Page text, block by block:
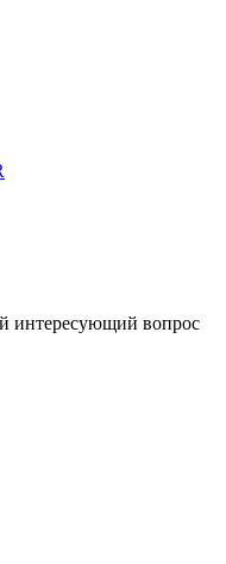
интересующий вопрос